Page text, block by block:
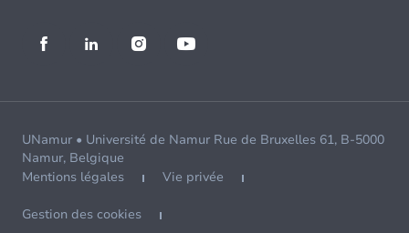
UNamur • Université de Namur Rue de Bruxelles 61, B-5000
Namur, Belgique
Mentions légales
Vie privée
Gestion des cookies